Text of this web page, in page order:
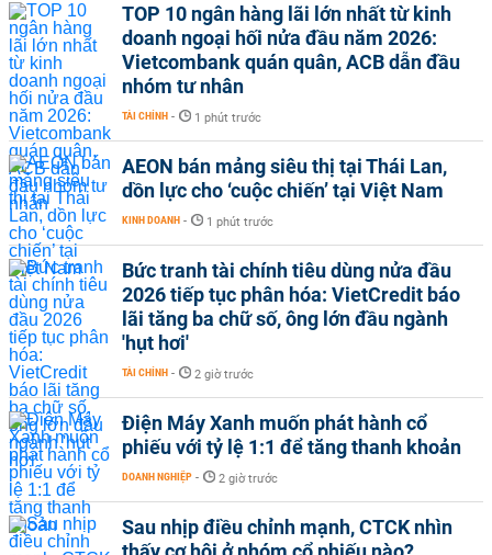
TOP 10 ngân hàng lãi lớn nhất từ kinh
doanh ngoại hối nửa đầu năm 2026:
Vietcombank quán quân, ACB dẫn đầu
nhóm tư nhân
TÀI CHÍNH - 1 phút trước
AEON bán mảng siêu thị tại Thái Lan,
dồn lực cho ‘cuộc chiến’ tại Việt Nam
KINH DOANH - 1 phút trước
Bức tranh tài chính tiêu dùng nửa đầu
2026 tiếp tục phân hóa: VietCredit báo
lãi tăng ba chữ số, ông lớn đầu ngành
'hụt hơi'
TÀI CHÍNH - 2 giờ trước
Điện Máy Xanh muốn phát hành cổ
phiếu với tỷ lệ 1:1 để tăng thanh khoản
DOANH NGHIỆP - 2 giờ trước
Sau nhịp điều chỉnh mạnh, CTCK nhìn